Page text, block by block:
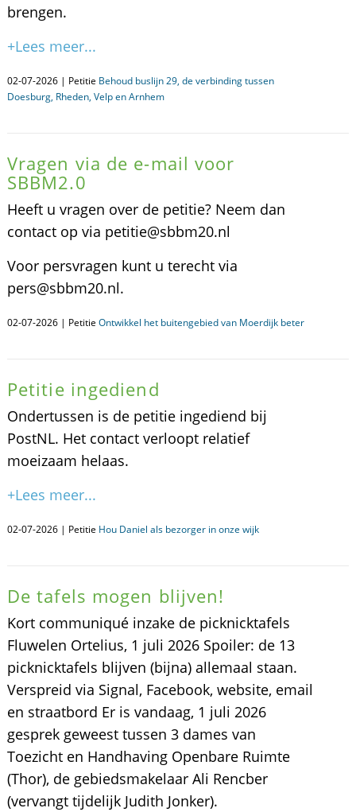
brengen.
+Lees meer...
02-07-2026 | Petitie Behoud buslijn 29, de verbinding tussen
Doesburg, Rheden, Velp en Arnhem
Vragen via de e-mail voor
SBBM2.0
Heeft u vragen over de petitie? Neem dan
contact op via petitie@sbbm20.nl
Voor persvragen kunt u terecht via
pers@sbbm20.nl.
02-07-2026 | Petitie Ontwikkel het buitengebied van Moerdijk beter
Petitie ingediend
Ondertussen is de petitie ingediend bij
PostNL. Het contact verloopt relatief
moeizaam helaas.
+Lees meer...
02-07-2026 | Petitie Hou Daniel als bezorger in onze wijk
De tafels mogen blijven!
Kort communiqué inzake de picknicktafels
Fluwelen Ortelius, 1 juli 2026 Spoiler: de 13
picknicktafels blijven (bijna) allemaal staan.
Verspreid via Signal, Facebook, website, email
en straatbord Er is vandaag, 1 juli 2026
gesprek geweest tussen 3 dames van
Toezicht en Handhaving Openbare Ruimte
(Thor), de gebiedsmakelaar Ali Rencber
(vervangt tijdelijk Judith Jonker).